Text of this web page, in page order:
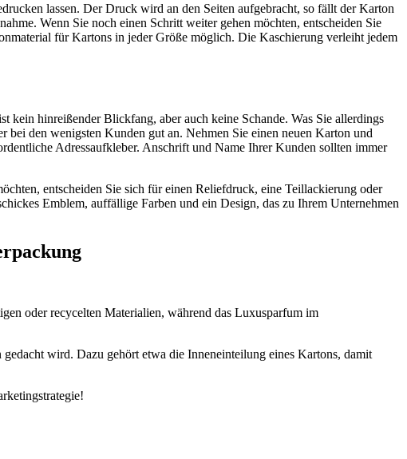
lassen. Der Druck wird an den Seiten aufgebracht, so fällt der Karton
Wenn Sie noch einen Schritt weiter gehen möchten, entscheiden Sie
für Kartons in jeder Größe möglich. Die Kaschierung verleiht jedem
kein hinreißender Blickfang, aber auch keine Schande. Was Sie allerdings
bei den wenigsten Kunden gut an. Nehmen Sie einen neuen Karton und
Adressaufkleber. Anschrift und Name Ihrer Kunden sollten immer
entscheiden Sie sich für einen Reliefdruck, eine Teillackierung oder
Emblem, auffällige Farben und ein Design, das zu Ihrem Unternehmen
oder recycelten Materialien, während das Luxusparfum im
wird. Dazu gehört etwa die Inneneinteilung eines Kartons, damit